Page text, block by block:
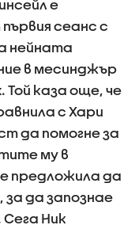
е
сеанс с
нейната
в месинджър
Той каза още, че
с Хари
да помогне за
му в
предложила да
за да запознае
Ник